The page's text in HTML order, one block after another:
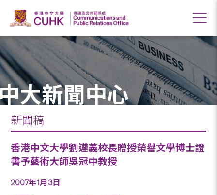
大新聞中心
新聞稿
香港中文大學劉遵義校長贈授榮譽文學博士證
書予藝術大師吳冠中教授
2007年1月3日